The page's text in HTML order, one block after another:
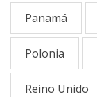
Panamá
Polonia
Reino Unido